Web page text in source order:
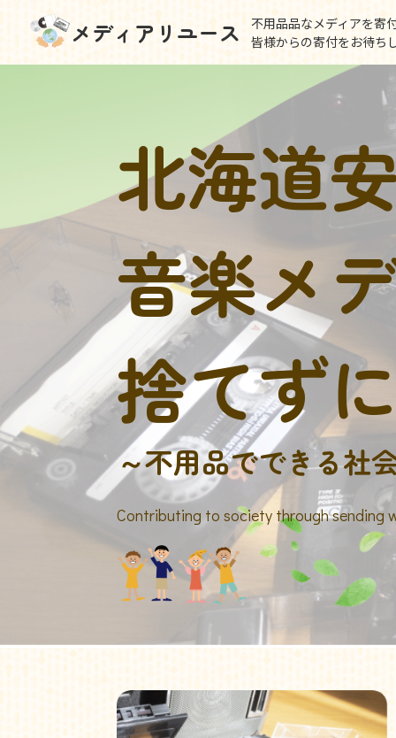
メディアリユース
不用品品なメディアを寄
皆様からの寄付をお待ち
北海道
音楽メ
捨てず
～不用品でできる社
Contributing to society through sending